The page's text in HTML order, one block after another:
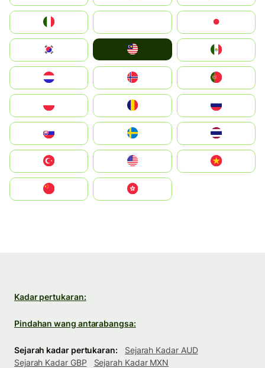
South Korea
United States
中國香港特別行政區
Kadar pertukaran:
Pindahan wang antarabangsa:
Sejarah kadar pertukaran:
Sejarah Kadar AUD
Sejarah Kadar GBP
Sejarah Kadar MXN